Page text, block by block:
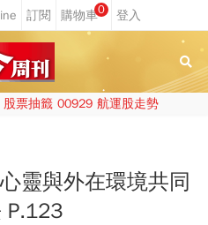
0
股票抽籤 00929 航運股走勢
靈與外在環境共同
P.123